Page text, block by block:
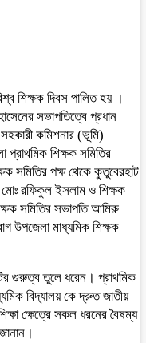
শিক্ষক দিবস পালিত হয় ।
সভাপতিত্বে প্রধান
কমিশনার (ভূমি)
শিক্ষক সমিতির
সমিতির পক্ষ থেকে কুতুবেরহাট
মোঃ রফিকুল ইসলাম ও শিক্ষক
সমিতির সভাপতি আমিরু
উপজেলা মাধ্যমিক শিক্ষক
গুরুত্ব তুলে ধরেন। প্রাথমিক
বিদ্যালয় কে দ্রুত জাতীয়
ক্ষেত্রে সকল ধরনের বৈষম্য